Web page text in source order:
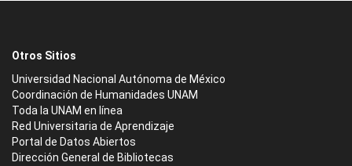
Otros Sitios
Universidad Nacional Autónoma de México
Coordinación de Humanidades UNAM
Toda la UNAM en línea
Red Universitaria de Aprendizaje
Portal de Datos Abiertos
Dirección General de Bibliotecas